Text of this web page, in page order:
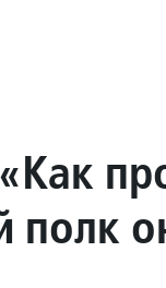
полк